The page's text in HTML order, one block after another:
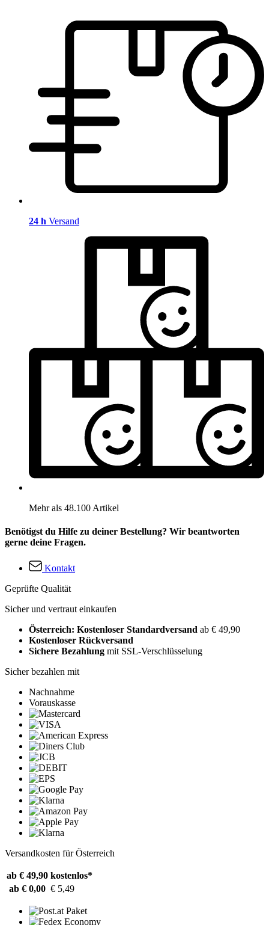
24 h Versand
Mehr als 48.100 Artikel
Benötigst du Hilfe zu deiner Bestellung? Wir beantworten
gerne deine Fragen.
Kontakt
Geprüfte Qualität
Sicher und vertraut einkaufen
Österreich: Kostenloser Standardversand ab € 49,90
Kostenloser Rückversand
Sichere Bezahlung mit SSL-Verschlüsselung
Sicher bezahlen mit
Nachnahme
Vorauskasse
Versandkosten für Österreich
ab € 49,90 kostenlos*
ab € 0,00 € 5,49